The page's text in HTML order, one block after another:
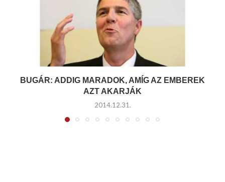
BUGÁR: ADDIG MARADOK, AMÍG AZ EMBEREK
AZT AKARJÁK
2014.12.31.